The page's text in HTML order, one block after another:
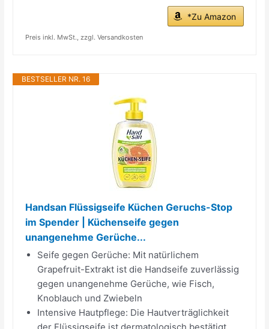
*Zu Amazon
Preis inkl. MwSt., zzgl. Versandkosten
BESTSELLER NR. 16
Handsan Flüssigseife Küchen Geruchs-Stop
im Spender | Küchenseife gegen
unangenehme Gerüche...
Seife gegen Gerüche: Mit natürlichem
Grapefruit-Extrakt ist die Handseife zuverlässig
gegen unangenehme Gerüche, wie Fisch,
Knoblauch und Zwiebeln
Intensive Hautpflege: Die Hautverträglichkeit